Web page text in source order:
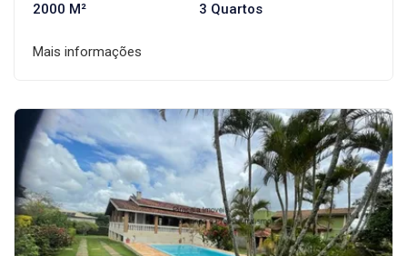
2000 M² 3 Quartos
Mais informações